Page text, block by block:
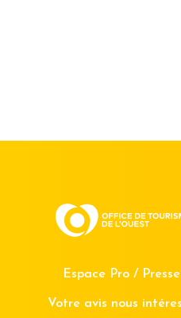
Espace Pro / Presse
Votre avis nous